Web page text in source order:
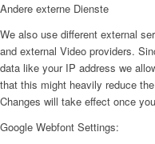
Andere externe Dienste
We also use different external
and external Video providers.
data like your IP address we
that this might heavily reduce
Changes will take effect once
Google Webfont Settings: